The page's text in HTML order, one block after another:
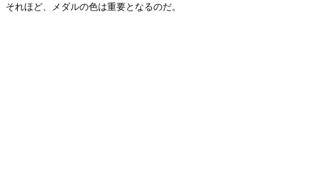
それほど、メダルの色は重要となるのだ。